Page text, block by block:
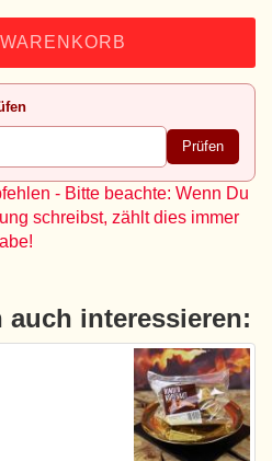
Prüfen
- Bitte beachte: Wenn Du
schreibst, zählt dies immer
auch interessieren: